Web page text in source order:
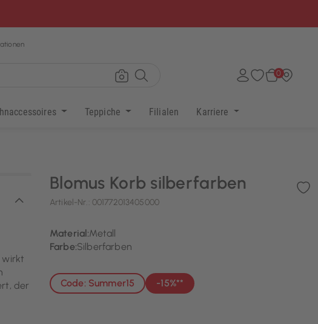
0
Teppiche Filialen Karriere
wirkt
der
Blomus Korb silberfarben
Artikel-Nr.: 001772013405000
Material:Metall
Farbe:Silberfarben
Code: Summer15 -15%**